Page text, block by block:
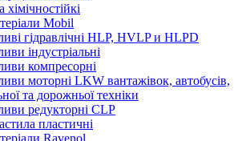
Mobil
гідравлічні HLP, HVLP и HLPD
індустріальні
компресорні
моторні LKW вантажівок, автобусів,
та дорожньої техніки
редукторні CLP
пластичні
Ravenol